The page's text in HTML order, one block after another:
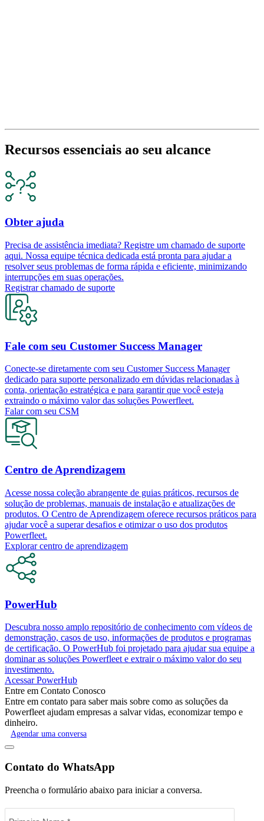
Recursos essenciais ao seu alcance
Obter ajuda
Precisa de assistência imediata? Registre um chamado de suporte
aqui. Nossa equipe técnica dedicada está pronta para ajudar a
resolver seus problemas de forma rápida e eficiente, minimizando
interrupções em suas operações.
Registrar chamado de suporte
Fale com seu Customer Success Manager
Conecte-se diretamente com seu Customer Success Manager
dedicado para suporte personalizado em dúvidas relacionadas à
conta, orientação estratégica e para garantir que você esteja
extraindo o máximo valor das soluções Powerfleet.
Falar com seu CSM
Centro de Aprendizagem
Acesse nossa coleção abrangente de guias práticos, recursos de
solução de problemas, manuais de instalação e atualizações de
produtos. O Centro de Aprendizagem oferece recursos práticos para
ajudar você a superar desafios e otimizar o uso dos produtos
Powerfleet.
Explorar centro de aprendizagem
PowerHub
Descubra nosso amplo repositório de conhecimento com vídeos de
demonstração, casos de uso, informações de produtos e programas
de certificação. O PowerHub foi projetado para ajudar sua equipe a
dominar as soluções Powerfleet e extrair o máximo valor do seu
investimento.
Acessar PowerHub
Entre em Contato Conosco
Entre em contato para saber mais sobre como as soluções da
Powerfleet ajudam empresas a salvar vidas, economizar tempo e
dinheiro.
Agendar uma conversa
Contato do WhatsApp
Preencha o formulário abaixo para iniciar a conversa.